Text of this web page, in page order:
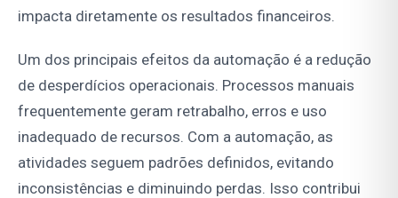
impacta diretamente os resultados financeiros.
Um dos principais efeitos da automação é a redução
de desperdícios operacionais. Processos manuais
frequentemente geram retrabalho, erros e uso
inadequado de recursos. Com a automação, as
atividades seguem padrões definidos, evitando
inconsistências e diminuindo perdas. Isso contribui